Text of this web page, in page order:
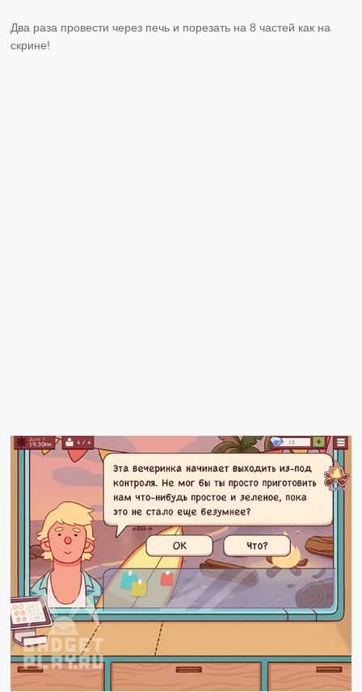
Два раза провести через печь и порезать на 8 частей как на
скрине!